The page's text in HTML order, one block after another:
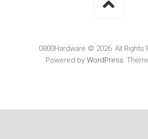
0800Hardware © 2026. All Rights
Powered by WordPress.